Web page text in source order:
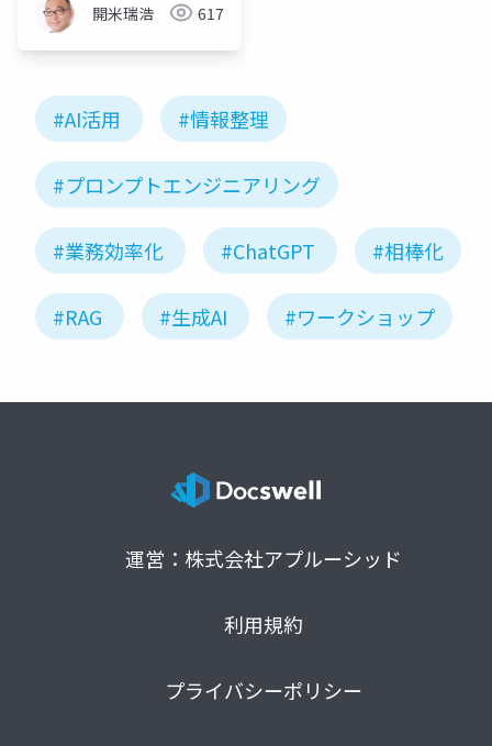
開米瑞浩 617
#AI活用 #情報整理
#プロンプトエンジニアリング
#業務効率化 #ChatGPT #相棒化
#RAG #生成AI #ワークショップ
運営：株式会社アプルーシッド
利用規約
プライバシーポリシー